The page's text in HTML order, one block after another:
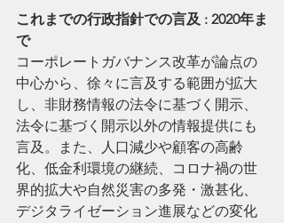
これまでの行政指針での言及 : 2020年ま
で
コーポレートガバナンス改革が論点の
中心から、徐々に言及する範囲が拡大
し、非財務情報の法令に基づく開示、
法令に基づく開示以外の情報提供にも
言及。また、人口減少や顧客の高齢
化、低金利環境の継続、コロナ禍の世
界的拡大や自然災害の多発・激甚化、
デジタライゼーション進展などの変化